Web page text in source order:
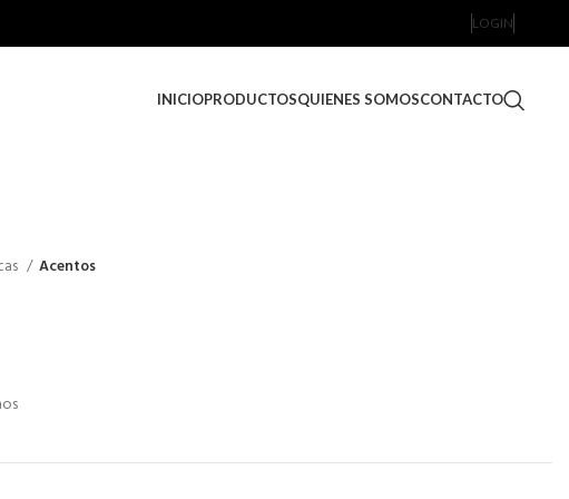
LOGIN
INICIOPRODUCTOSQUIENES SOMOSCONTACTO
Acentos